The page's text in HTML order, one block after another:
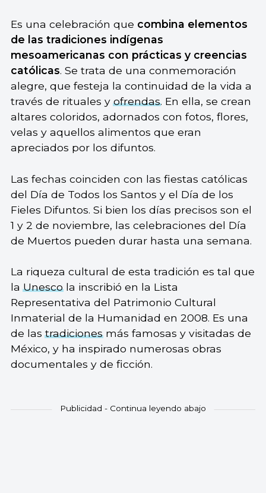
Es una celebración que combina elementos
de las tradiciones indígenas
mesoamericanas con prácticas y creencias
católicas. Se trata de una conmemoración
alegre, que festeja la continuidad de la vida a
través de rituales yofrendas. En ella, se crean
altares coloridos, adornados con fotos, flores,
velas y aquellos alimentos que eran
apreciados por los difuntos.
Las fechas coinciden con las fiestas católicas
del Día de Todos los Santos y el Día de los
Fieles Difuntos. Si bien los días precisos son el
1 y 2 de noviembre, las celebraciones del Día
de Muertos pueden durar hasta una semana.
La riqueza cultural de esta tradición es tal que
laUnescola inscribió en la Lista
Representativa del Patrimonio Cultural
Inmaterial de la Humanidad en 2008. Es una
de lastradicionesmás famosas y visitadas de
México, y ha inspirado numerosas obras
documentales y de ficción.